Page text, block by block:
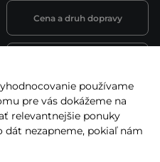
Cena a druh dopravy
Reklamácie a záruka
používame
pre vás dokážeme na
relevantnejšie ponuky
nezapneme, pokiaľ nám